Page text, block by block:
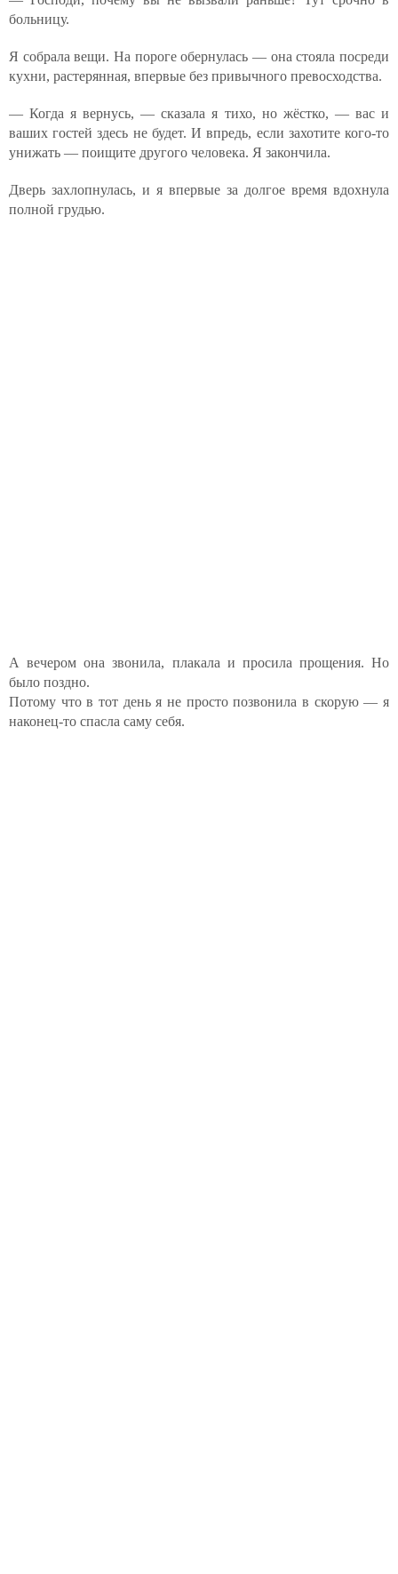
больницу.
Я собрала вещи. На пороге обернулась — она стояла посреди
кухни, растерянная, впервые без привычного превосходства.
— Когда я вернусь, — сказала я тихо, но жёстко, — вас и
ваших гостей здесь не будет. И впредь, если захотите кого-то
унижать — поищите другого человека. Я закончила.
Дверь захлопнулась, и я впервые за долгое время вдохнула
полной грудью.
А вечером она звонила, плакала и просила прощения. Но
было поздно.
Потому что в тот день я не просто позвонила в скорую — я
наконец-то спасла саму себя.